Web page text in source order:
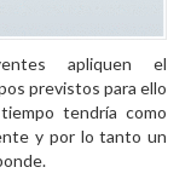
apliquen el
previstos para ello
tendría como
y por lo tanto un